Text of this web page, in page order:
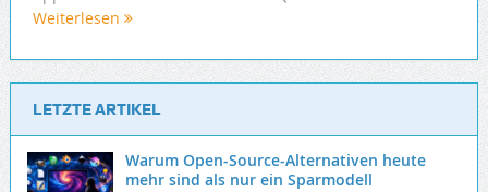
Weiterlesen
LETZTE ARTIKEL
Warum Open-Source-Alternativen heute
mehr sind als nur ein Sparmodell